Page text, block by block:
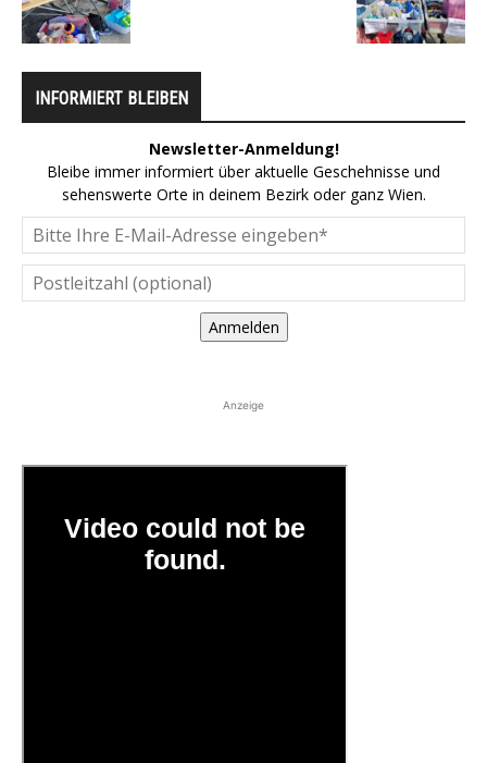
INFORMIERT BLEIBEN
Newsletter-Anmeldung!
Bleibe immer informiert über aktuelle Geschehnisse und
sehenswerte Orte in deinem Bezirk oder ganz Wien.
Anmelden
Anzeige